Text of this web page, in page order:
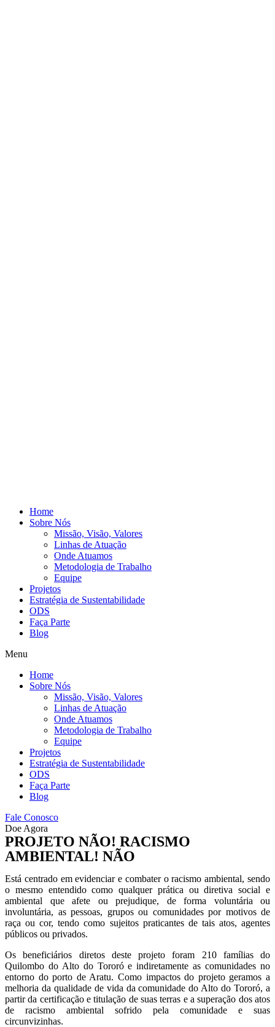
Home
Sobre Nós
Missão, Visão, Valores
Linhas de Atuação
Onde Atuamos
Metodologia de Trabalho
Equipe
Projetos
Estratégia de Sustentabilidade
ODS
Faça Parte
Blog
Menu
Home
Sobre Nós
Missão, Visão, Valores
Linhas de Atuação
Onde Atuamos
Metodologia de Trabalho
Equipe
Projetos
Estratégia de Sustentabilidade
ODS
Faça Parte
Blog
Fale Conosco
Doe Agora
PROJETO NÃO! RACISMO
AMBIENTAL! NÃO
Está centrado em evidenciar e combater o racismo ambiental, sendo
o mesmo entendido como qualquer prática ou diretiva social e
ambiental que afete ou prejudique, de forma voluntária ou
involuntária, as pessoas, grupos ou comunidades por motivos de
raça ou cor, tendo como sujeitos praticantes de tais atos, agentes
públicos ou privados.
Os beneficiários diretos deste projeto foram 210 famílias do
Quilombo do Alto do Tororó e indiretamente as comunidades no
entorno do porto de Aratu. Como impactos do projeto geramos a
melhoria da qualidade de vida da comunidade do Alto do Tororó, a
partir da certificação e titulação de suas terras e a superação dos atos
de racismo ambiental sofrido pela comunidade e suas
circunvizinhas.